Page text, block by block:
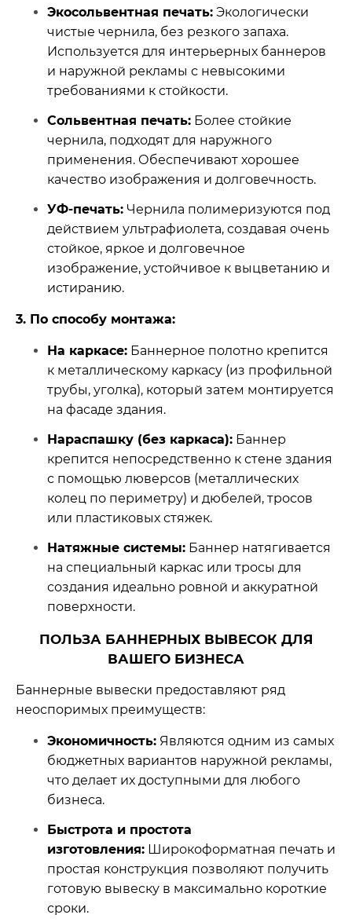
Экосольвентная печать: Экологически
чистые чернила, без резкого запаха.
Используется для интерьерных баннеров
и наружной рекламы с невысокими
требованиями к стойкости.
Сольвентная печать: Более стойкие
чернила, подходят для наружного
применения. Обеспечивают хорошее
качество изображения и долговечность.
УФ-печать: Чернила полимеризуются под
действием ультрафиолета, создавая очень
стойкое, яркое и долговечное
изображение, устойчивое к выцветанию и
истиранию.
3. По способу монтажа:
На каркасе: Баннерное полотно крепится
к металлическому каркасу (из профильной
трубы, уголка), который затем монтируется
на фасаде здания.
Нараспашку (без каркаса): Баннер
крепится непосредственно к стене здания
с помощью люверсов (металлических
колец по периметру) и дюбелей, тросов
или пластиковых стяжек.
Натяжные системы: Баннер натягивается
на специальный каркас или тросы для
создания идеально ровной и аккуратной
поверхности.
ПОЛЬЗА БАННЕРНЫХ ВЫВЕСОК ДЛЯ
ВАШЕГО БИЗНЕСА
Баннерные вывески предоставляют ряд
неоспоримых преимуществ:
Экономичность: Являются одним из самых
бюджетных вариантов наружной рекламы,
что делает их доступными для любого
бизнеса.
Быстрота и простота
изготовления: Широкоформатная печать и
простая конструкция позволяют получить
готовую вывеску в максимально короткие
сроки.